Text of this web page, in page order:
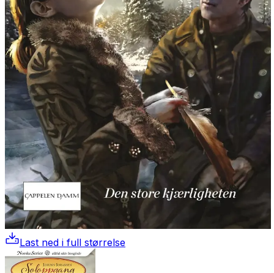
Last ned i full størrelse